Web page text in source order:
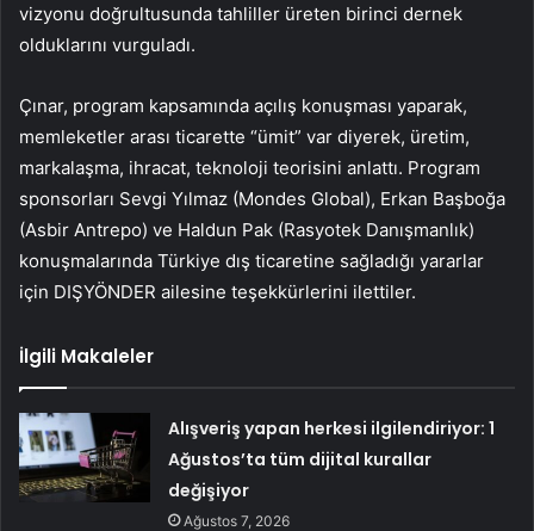
vizyonu doğrultusunda tahliller üreten birinci dernek
olduklarını vurguladı.
Çınar, program kapsamında açılış konuşması yaparak,
memleketler arası ticarette “ümit” var diyerek, üretim,
markalaşma, ihracat, teknoloji teorisini anlattı. Program
sponsorları Sevgi Yılmaz (Mondes Global), Erkan Başboğa
(Asbir Antrepo) ve Haldun Pak (Rasyotek Danışmanlık)
konuşmalarında Türkiye dış ticaretine sağladığı yararlar
için DIŞYÖNDER ailesine teşekkürlerini ilettiler.
İlgili Makaleler
Alışveriş yapan herkesi ilgilendiriyor: 1
Ağustos’ta tüm dijital kurallar
değişiyor
Ağustos 7, 2026